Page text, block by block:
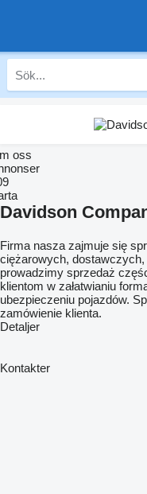
oss
Davidson
Firma nasza zajmuje się
ciężarowych,
prowadzimy sprzedaż
klientom w załatwianiu
ubezpieczeniu pojazdów.
zamówienie klienta.
Detaljer
Kontakter